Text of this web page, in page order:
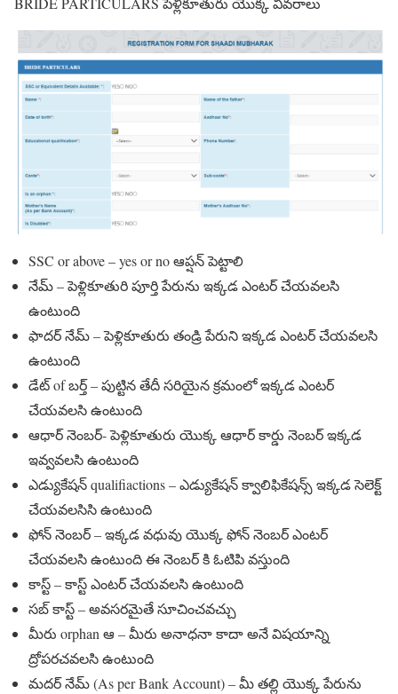
SSC or above – yes or no ఆప్షన్ పెట్టాలి
నేమ్ – పెళ్లికూతురి పూర్తి పేరును ఇక్కడ ఎంటర్ చేయవలసి
ఉంటుంది
ఫాదర్ నేమ్ – పెళ్లికూతురు తండ్రి పేరుని ఇక్కడ ఎంటర్ చేయవలసి
ఉంటుంది
డేట్ of బర్త్ – పుట్టిన తేదీ సరియైన క్రమంలో ఇక్కడ ఎంటర్
చేయవలసి ఉంటుంది
ఆధార్ నెంబర్- పెళ్లికూతురు యొక్క ఆధార్ కార్డు నెంబర్ ఇక్కడ
ఇవ్వవలసి ఉంటుంది
ఎడ్యుకేషన్ qualifiactions – ఎడ్యుకేషన్ క్వాలిఫికేషన్స్ ఇక్కడ సెలెక్ట్
చేయవలసిసి ఉంటుంది
ఫోన్ నెంబర్ – ఇక్కడ వధువు యొక్క ఫోన్ నెంబర్ ఎంటర్
చేయవలసి ఉంటుంది ఈ నెంబర్ కి ఓటిపి వస్తుంది
కాస్ట్ – కాస్ట్ ఎంటర్ చేయవలసి ఉంటుంది
సబ్ కాస్ట్ – అవసరమైతే సూచించవచ్చు
మీరు orphan ఆ – మీరు అనాధనా కాదా అనే విషయాన్ని
ద్రోపరచవలసి ఉంటుంది
మదర్ నేమ్ (As per Bank Account) – మీ తల్లి యొక్క పేరును